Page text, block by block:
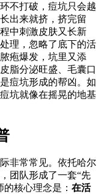
不打破，痘坑只会越
出来就挤，挤完留
中刺激皮肤又长新
理，忽略了底下的活
疱爆发，坑里又添
皮脂分泌旺盛、毛囊口
痘坑形成的帮凶。如
坑就像在摇晃的地基
非常常见。依托哈尔
团队形成了一套“先
核心理念是： 在活